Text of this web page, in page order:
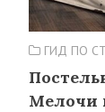
ГИД ПО
Мелочи